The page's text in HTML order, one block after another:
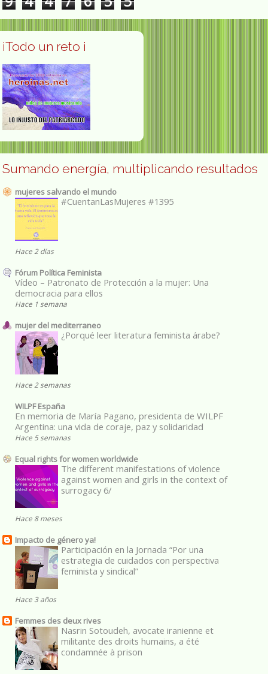
¡Todo un reto ¡
Sumando energía, multiplicando resultados
mujeres salvando el mundo
#CuentanLasMujeres #1395
Hace 2 días
Fórum Política Feminista
Vídeo – Patronato de Protección a la mujer: Una
democracia para ellos
Hace 1 semana
mujer del mediterraneo
¿Porqué leer literatura feminista árabe?
Hace 2 semanas
WILPF España
En memoria de María Pagano, presidenta de WILPF
Argentina: una vida de coraje, paz y solidaridad
Hace 5 semanas
Equal rights for women worldwide
The different manifestations of violence
against women and girls in the context of
surrogacy 6/
Hace 8 meses
Impacto de género ya!
Participación en la Jornada “Por una
estrategia de cuidados con perspectiva
feminista y sindical”
Hace 3 años
Femmes des deux rives
Nasrin Sotoudeh, avocate iranienne et
militante des droits humains, a été
condamnée à prison